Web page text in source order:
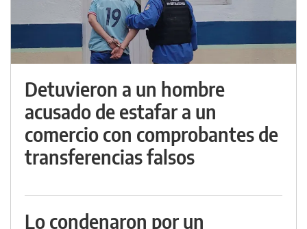
Detuvieron a un hombre
acusado de estafar a un
comercio con comprobantes de
transferencias falsos
Lo condenaron por un